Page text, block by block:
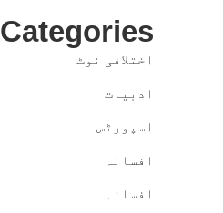
Categories
اختلافی نوٹ
ادبیات
اسپورٹس
افسانہ
افسانہ